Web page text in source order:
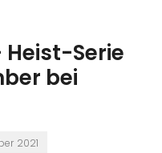
Heist-Serie
bei
2021